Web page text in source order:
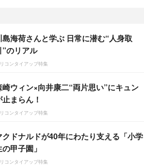
島海荷さんと学ぶ 日常に潜む“人身取
”のリアル
コンタイアップ特集
崎ウィン×向井康二“両片思い”にキュン
止まらん！
コンタイアップ特集
クドナルドが40年にわたり支える「小学
甲子園」
コンタイアップ特集